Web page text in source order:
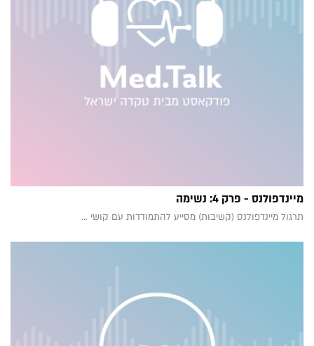
מיינדפולנס - פרק 4: נשימה
תרגול מיינדפולנס (קשיבות) מסייע להתמודדות עם קושי ...